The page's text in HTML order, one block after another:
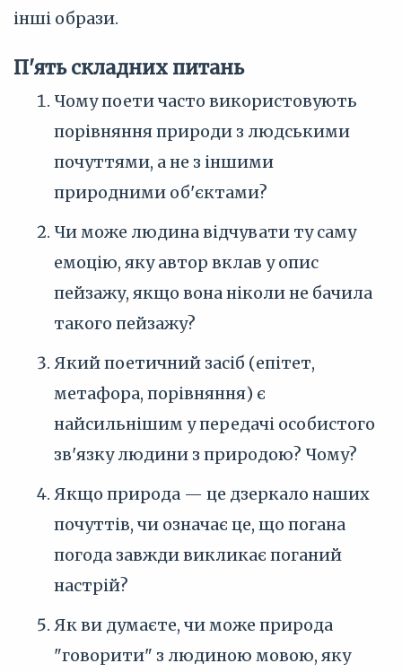
інші образи.
П'ять складних питань
Чому поети часто використовують
порівняння природи з людськими
почуттями, а не з іншими
природними об'єктами?
Чи може людина відчувати ту саму
емоцію, яку автор вклав у опис
пейзажу, якщо вона ніколи не бачила
такого пейзажу?
Який поетичний засіб (епітет,
метафора, порівняння) є
найсильнішим у передачі особистого
зв'язку людини з природою? Чому?
Якщо природа — це дзеркало наших
почуттів, чи означає це, що погана
погода завжди викликає поганий
настрій?
Як ви думаєте, чи може природа
"говорити" з людиною мовою, яку